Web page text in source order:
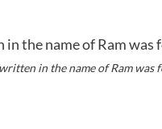
in the name of Ram